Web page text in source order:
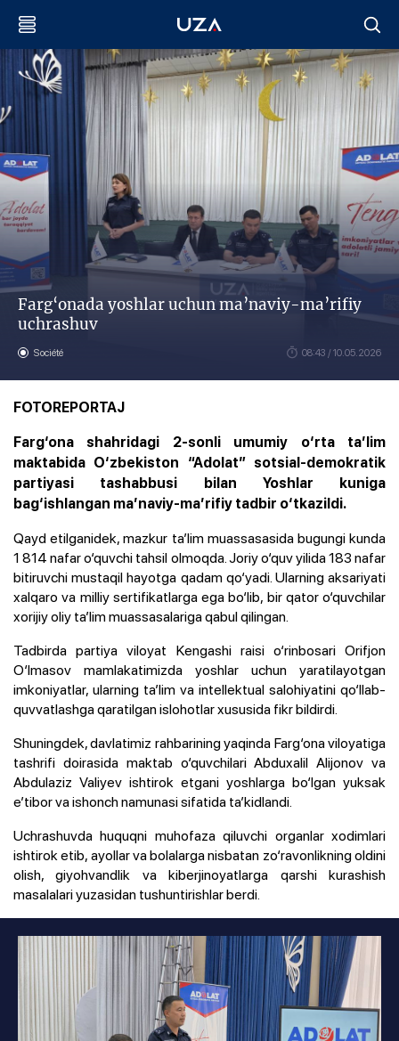
Farg‘onada yoshlar uchun ma’naviy-ma’rifiy
uchrashuv
Société 08:43 / 10.05.2026
FOTOREPORTAJ
Farg‘ona shahridagi 2-sonli umumiy o‘rta ta’lim
maktabida O‘zbekiston “Adolat” sotsial-demokratik
partiyasi tashabbusi bilan Yoshlar kuniga
bag‘ishlangan ma’naviy-ma’rifiy tadbir o‘tkazildi.
Qayd etilganidek, mazkur ta’lim muassasasida bugungi kunda
1 814 nafar o‘quvchi tahsil olmoqda. Joriy o‘quv yilida 183 nafar
bitiruvchi mustaqil hayotga qadam qo‘yadi. Ularning aksariyati
xalqaro va milliy sertifikatlarga ega bo‘lib, bir qator o‘quvchilar
xorijiy oliy ta’lim muassasalariga qabul qilingan.
Tadbirda partiya viloyat Kengashi raisi o‘rinbosari Orifjon
O‘lmasov mamlakatimizda yoshlar uchun yaratilayotgan
imkoniyatlar, ularning ta’lim va intellektual salohiyatini qo‘llab-
quvvatlashga qaratilgan islohotlar xususida fikr bildirdi.
Shuningdek, davlatimiz rahbarining yaqinda Farg‘ona viloyatiga
tashrifi doirasida maktab o‘quvchilari Abduxalil Alijonov va
Abdulaziz Valiyev ishtirok etgani yoshlarga bo‘lgan yuksak
e’tibor va ishonch namunasi sifatida ta’kidlandi.
Uchrashuvda huquqni muhofaza qiluvchi organlar xodimlari
ishtirok etib, ayollar va bolalarga nisbatan zo‘ravonlikning oldini
olish, giyohvandlik va kiberjinoyatlarga qarshi kurashish
masalalari yuzasidan tushuntirishlar berdi.